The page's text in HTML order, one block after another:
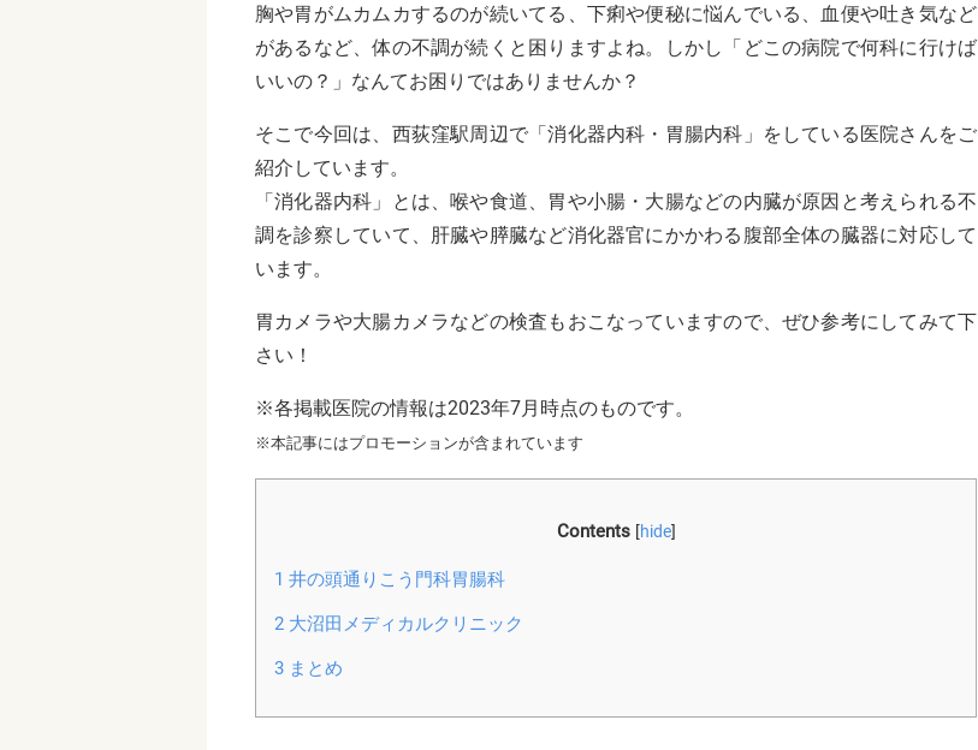
胸や胃がムカムカするのが続いてる、下痢や便秘に悩んでいる、血便や吐き気など
があるなど、体の不調が続くと困りますよね。しかし「どこの病院で何科に行けば
いいの？」なんてお困りではありませんか？
そこで今回は、西荻窪駅周辺で「消化器内科・胃腸内科」をしている医院さんをご
紹介しています。
「消化器内科」とは、喉や食道、胃や小腸・大腸などの内臓が原因と考えられる不
調を診察していて、肝臓や膵臓など消化器官にかかわる腹部全体の臓器に対応して
います。
胃カメラや大腸カメラなどの検査もおこなっていますので、ぜひ参考にしてみて下
さい！
※各掲載医院の情報は2023年7月時点のものです。
※本記事にはプロモーションが含まれています
Contents [hide]
1 井の頭通りこう門科胃腸科
2大沼田メディカルクリニック
3まとめ